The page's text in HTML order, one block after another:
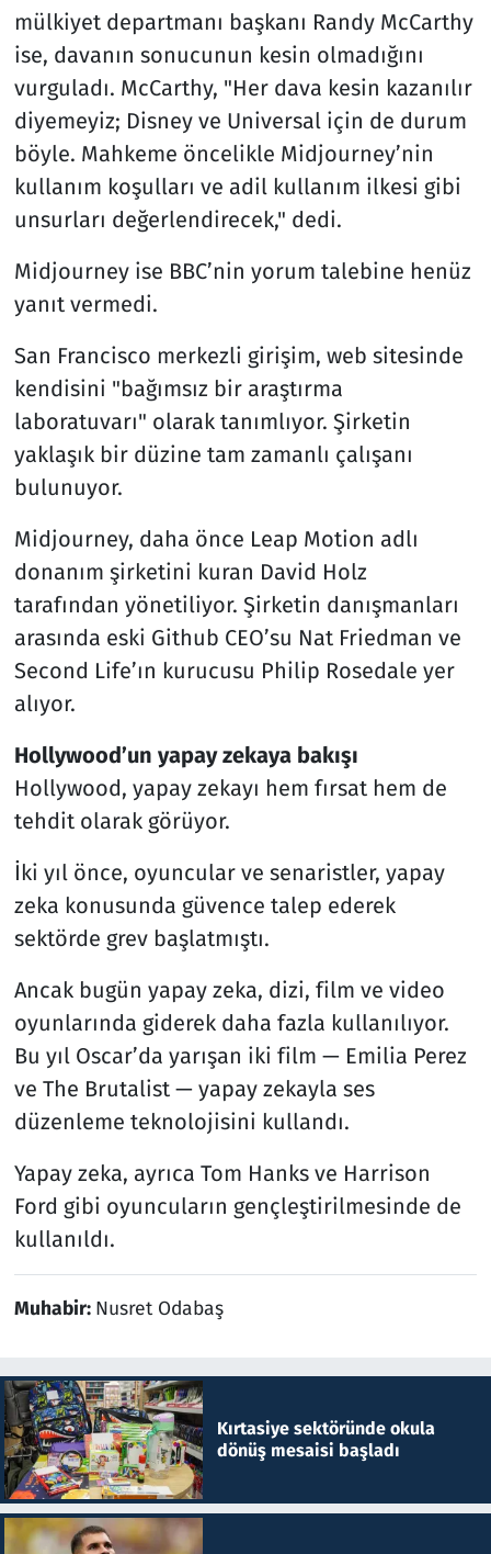
mülkiyet departmanı başkanı Randy McCarthy
ise, davanın sonucunun kesin olmadığını
vurguladı. McCarthy, "Her dava kesin kazanılır
diyemeyiz; Disney ve Universal için de durum
böyle. Mahkeme öncelikle Midjourney’nin
kullanım koşulları ve adil kullanım ilkesi gibi
unsurları değerlendirecek," dedi.
Midjourney ise BBC’nin yorum talebine henüz
yanıt vermedi.
San Francisco merkezli girişim, web sitesinde
kendisini "bağımsız bir araştırma
laboratuvarı" olarak tanımlıyor. Şirketin
yaklaşık bir düzine tam zamanlı çalışanı
bulunuyor.
Midjourney, daha önce Leap Motion adlı
donanım şirketini kuran David Holz
tarafından yönetiliyor. Şirketin danışmanları
arasında eski Github CEO’su Nat Friedman ve
Second Life’ın kurucusu Philip Rosedale yer
alıyor.
Hollywood’un yapay zekaya bakışı
Hollywood, yapay zekayı hem fırsat hem de
tehdit olarak görüyor.
İki yıl önce, oyuncular ve senaristler, yapay
zeka konusunda güvence talep ederek
sektörde grev başlatmıştı.
Ancak bugün yapay zeka, dizi, film ve video
oyunlarında giderek daha fazla kullanılıyor.
Bu yıl Oscar’da yarışan iki film — Emilia Perez
ve The Brutalist — yapay zekayla ses
düzenleme teknolojisini kullandı.
Yapay zeka, ayrıca Tom Hanks ve Harrison
Ford gibi oyuncuların gençleştirilmesinde de
kullanıldı.
Muhabir: Nusret Odabaş
Kırtasiye sektöründe okula
dönüş mesaisi başladı